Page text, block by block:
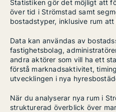
Statistiken gör det möjligt att
över tid i Strömstad samt
bostadstyper, inklusive rum att
Data kan användas av
fastighetsbolag,
andra aktörer som vill ha ett
förstå marknadsaktivitet,
utvecklingen i nya
När du analyserar nya rum i
strukturerad överblick över